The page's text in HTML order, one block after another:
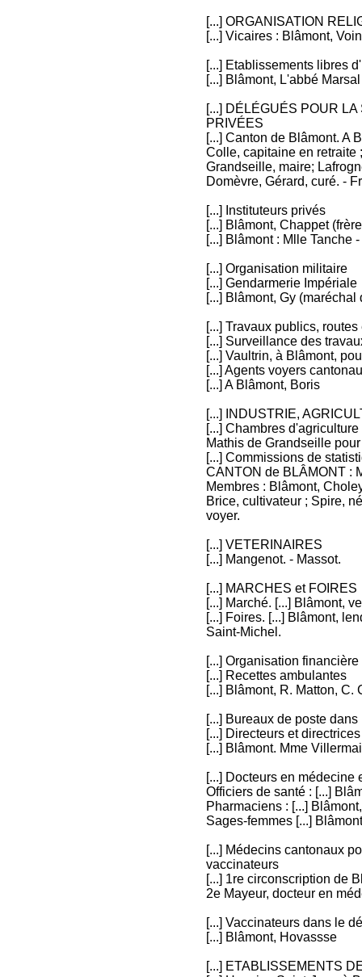
[...] ORGANISATION
[...] Vicaires : Blâmont,
[...] Etablissements libres
[...] Blâmont, L'abbé
[...] DÉLÉGUÉS POUR
PRIVÉES
[...] Canton de Blâmont. A
Colle, capitaine en retraite
Grandseille, maire;
Domèvre, Gérard, curé. -
[...] Instituteurs privés
[...] Blâmont, Chappet
[...] Blâmont : Mlle Tanche
[...] Organisation militaire
[...] Gendarmerie Impériale
[...] Blâmont, Gy (maréchal
[...] Travaux publics,
[...] Surveillance des
[...] Vaultrin, à Blâmont,
[...] Agents voyers
[...] A Blâmont, Boris
[...] INDUSTRIE,
[...] Chambres d'agriculture
Mathis de Grandseille
[...] Commissions de
CANTON de BLÂMONT :
Membres : Blâmont,
Brice, cultivateur ; Spire,
voyer.
[...] VETERINAIRES
[...] Mangenot. - Massot.
[...] MARCHES et FOIRES
[...] Marché. [...] Blâmont,
[...] Foires. [...] Blâmont,
Saint-Michel.
[...] Organisation financière
[...] Recettes ambulantes
[...] Blâmont, R. Matton, C.
[...] Bureaux de poste
[...] Directeurs et directrices
[...] Blâmont. Mme
[...] Docteurs en médecine
Officiers de santé : [...]
Pharmaciens : [...]
Sages-femmes [...]
[...] Médecins cantonaux
vaccinateurs
[...] 1re circonscription de
2e Mayeur, docteur en
[...] Vaccinateurs dans le
[...] Blâmont, Hovassse
[...] ETABLISSEMENTS